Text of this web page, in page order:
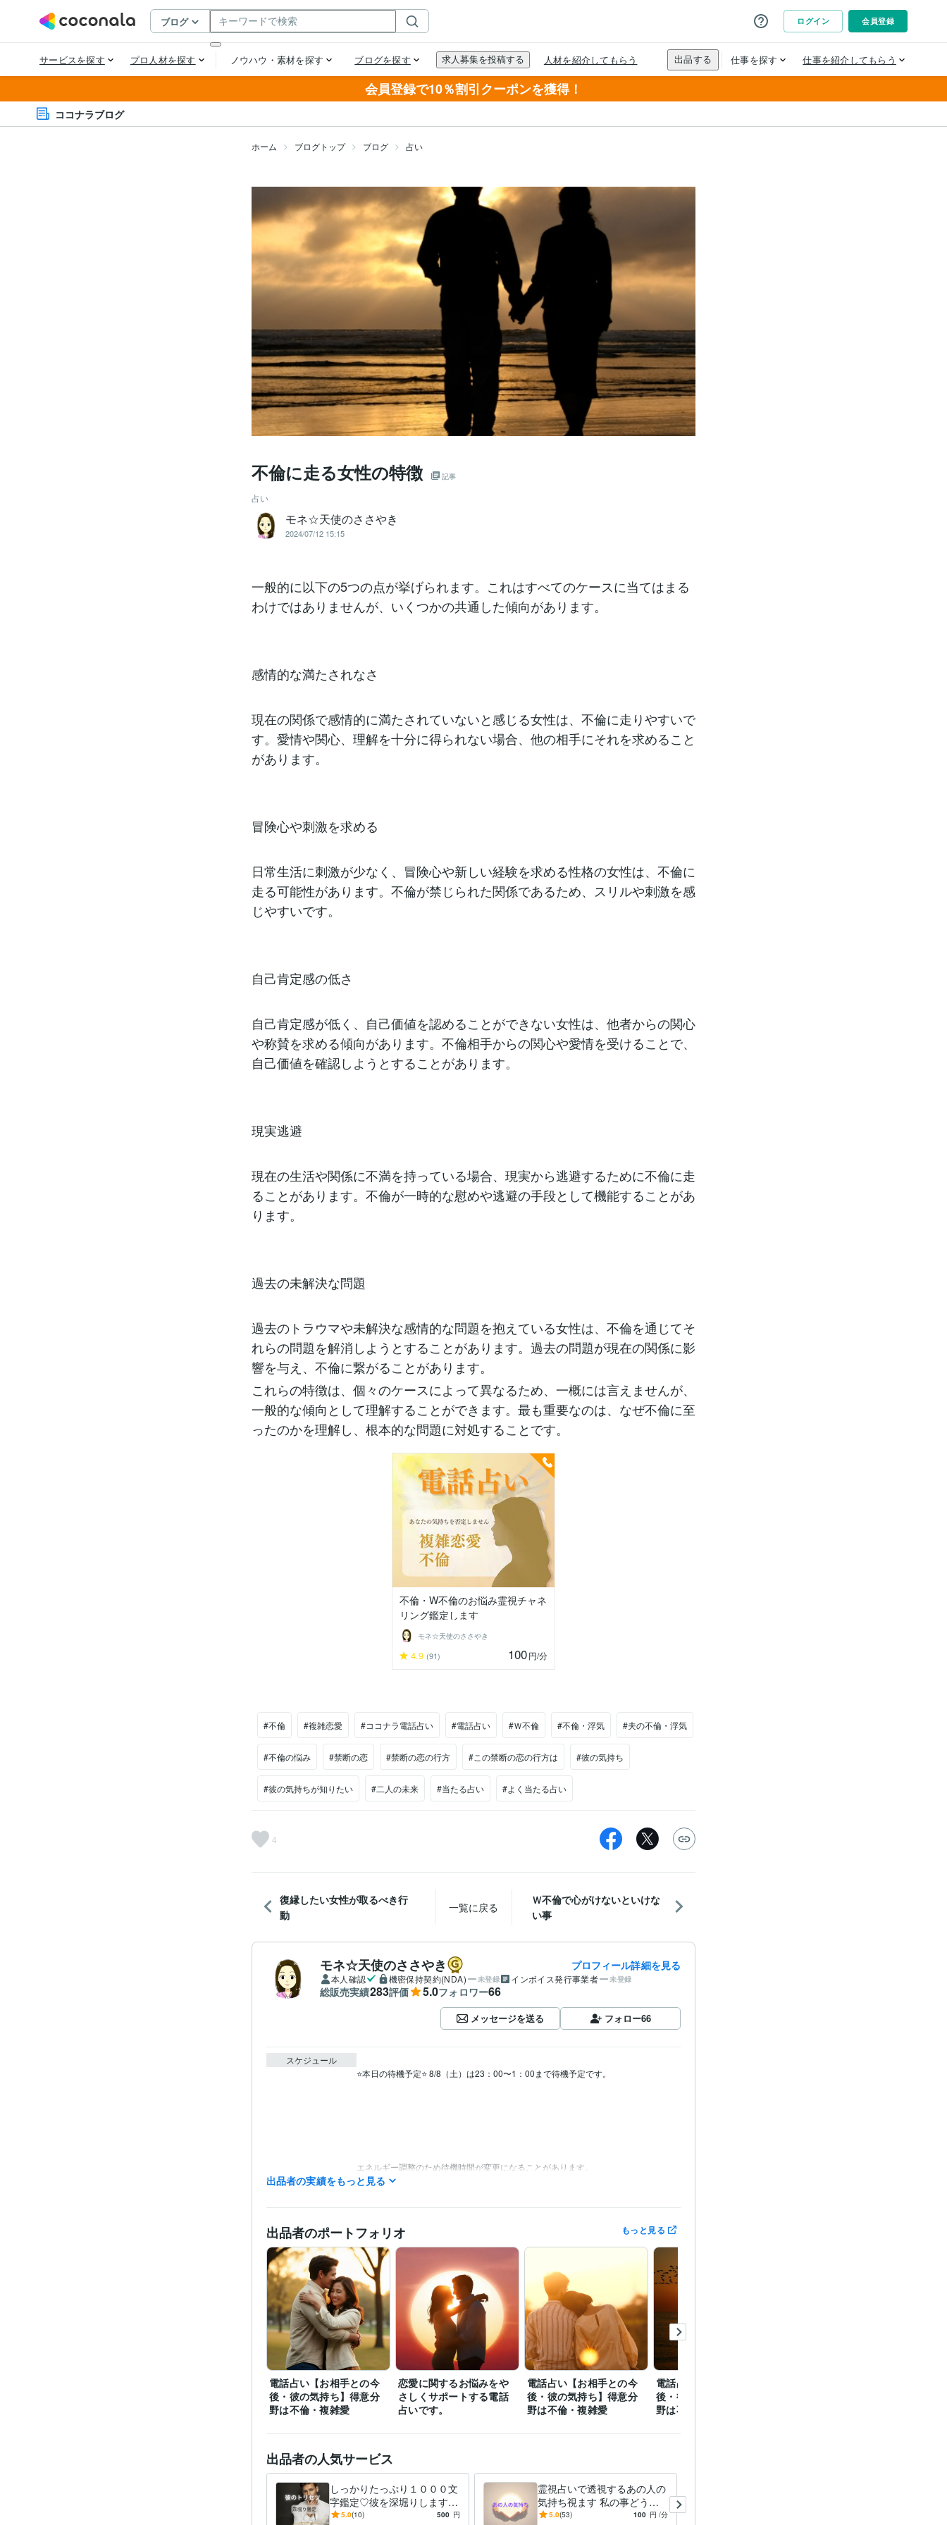
会員登録で10％割引クーポンを獲得！
ココナラブログ
ホーム ブログトップ ブログ 占い
不倫に走る女性の特徴 記事
占い
モネ☆天使のささやき
2024/07/12 15:15
一般的に以下の5つの点が挙げられます。これはすべてのケースに当てはまる
わけではありませんが、いくつかの共通した傾向があります。
感情的な満たされなさ
現在の関係で感情的に満たされていないと感じる女性は、不倫に走りやすいで
す。愛情や関心、理解を十分に得られない場合、他の相手にそれを求めること
があります。
冒険心や刺激を求める
日常生活に刺激が少なく、冒険心や新しい経験を求める性格の女性は、不倫に
走る可能性があります。不倫が禁じられた関係であるため、スリルや刺激を感
じやすいです。
自己肯定感の低さ
自己肯定感が低く、自己価値を認めることができない女性は、他者からの関心
や称賛を求める傾向があります。不倫相手からの関心や愛情を受けることで、
自己価値を確認しようとすることがあります。
現実逃避
現在の生活や関係に不満を持っている場合、現実から逃避するために不倫に走
ることがあります。不倫が一時的な慰めや逃避の手段として機能することがあ
ります。
過去の未解決な問題
過去のトラウマや未解決な感情的な問題を抱えている女性は、不倫を通じてそ
れらの問題を解消しようとすることがあります。過去の問題が現在の関係に影
響を与え、不倫に繋がることがあります。
これらの特徴は、個々のケースによって異なるため、一概には言えませんが、
一般的な傾向として理解することができます。最も重要なのは、なぜ不倫に至
ったのかを理解し、根本的な問題に対処することです。
不倫・W不倫のお悩み霊視チャネ
リング鑑定します
モネ☆天使のささやき
4.9 (91) 100円/分
#不倫 #複雑恋愛 #ココナラ電話占い #電話占い #Ｗ不倫 #不倫・浮気 #夫の不倫・浮気
#不倫の悩み #禁断の恋 #禁断の恋の行方 #この禁断の恋の行方は #彼の気持ち
#彼の気持ちが知りたい #二人の未来 #当たる占い #よく当たる占い
4
復縁したい女性が取るべき行
動
一覧に戻る
Ｗ不倫で心がけないといけな
い事
モネ☆天使のささやき プロフィール詳細を見る
本人確認 機密保持契約(NDA) 未登録 インボイス発行事業者 未登録
総販売実績283評価 5.0フォロワー66
メッセージを送る フォロー66
スケジュール
⭐本日の待機予定⭐ 8/8（土）は23：00〜1：00まで待機予定です。
エネルギー調整のため待機時間が変更になることがあります。
より良い鑑定をお届けするため
゜。✧*。゜✛゜・＊゜。✧*。✛゜・＊
いつもありがとうございます。
゜・✧*。゜✛*✧゜。゜。✧*。゜✛゜・＊
✧✯✮✧✯✮✧✯✮✮✮✧✯✮✧✯✮✧✯✧✯✮
8月に入り、厳しい暑さが続いていますね。
疲れもたまりやすい時期ですので、どうかご自身の体を大切に、無理のない毎日をお
過ごしください。
元気に夏を乗り切れますように。
☆【離席中】【退席中】または待機予定以外のお時間でもお受けできる場合がありま
す✨️
お気軽にメッセージくださいね✨️
出品者の実績をもっと見る
出品者のポートフォリオ もっと見る
電話占い【お相手との今
後・彼の気持ち】得意分
野は不倫・複雑愛
恋愛に関するお悩みをや
さしくサポートする電話
占いです。
電話占い【お相手との今
後・彼の気持ち】得意分
野は不倫・複雑愛
電話占い【お相手との今
後・彼の気持ち】得意分
野は不倫・複雑愛
出品者の人気サービス
しっかりたっぷり１０００文
字鑑定♡彼を深堀りします
彼のトリセツ♡ふたりの相
5.0(10) 500 円
霊視占いで透視するあの人の
気持ち視ます 私の事どう思
っているの？彼の本音霊視鑑
5.0(53) 100 円 /分